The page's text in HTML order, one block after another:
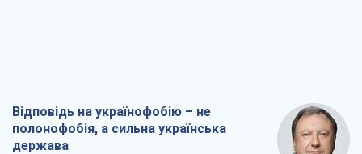
Відповідь на українофобію – не
полонофобія, а сильна українська
держава